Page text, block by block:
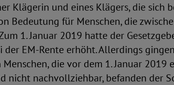
Klägerin und eines Klägers, die sich
Bedeutung für Menschen, die
1. Januar 2019 hatte der
der EM-Rente erhöht. Allerdings
die vor dem 1. Januar 2019
nicht nachvollziehbar, befanden der